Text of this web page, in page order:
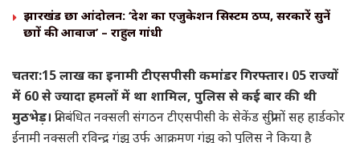
झारखंड छात्र आंदोलन: ‘देश का एजुकेशन सिस्टम ठप्प, सरकारें सुनें
छात्रों की आवाज’ – राहुल गांधी
चतरा:15 लाख का इनामी टीएसपीसी कमांडर गिरफ्तार। 05 राज्यों
में 60 से ज्यादा हमलों में था शामिल, पुलिस से कई बार की थी
मुठभेड़। प्रतिबंधित नक्सली संगठन टीएसपीसी के सेकेंड सुप्रीमों सह हार्डकोर
ईनामी नक्सली रविन्द्र गंझू उर्फ आक्रमण गंझू को पुलिस ने किया है